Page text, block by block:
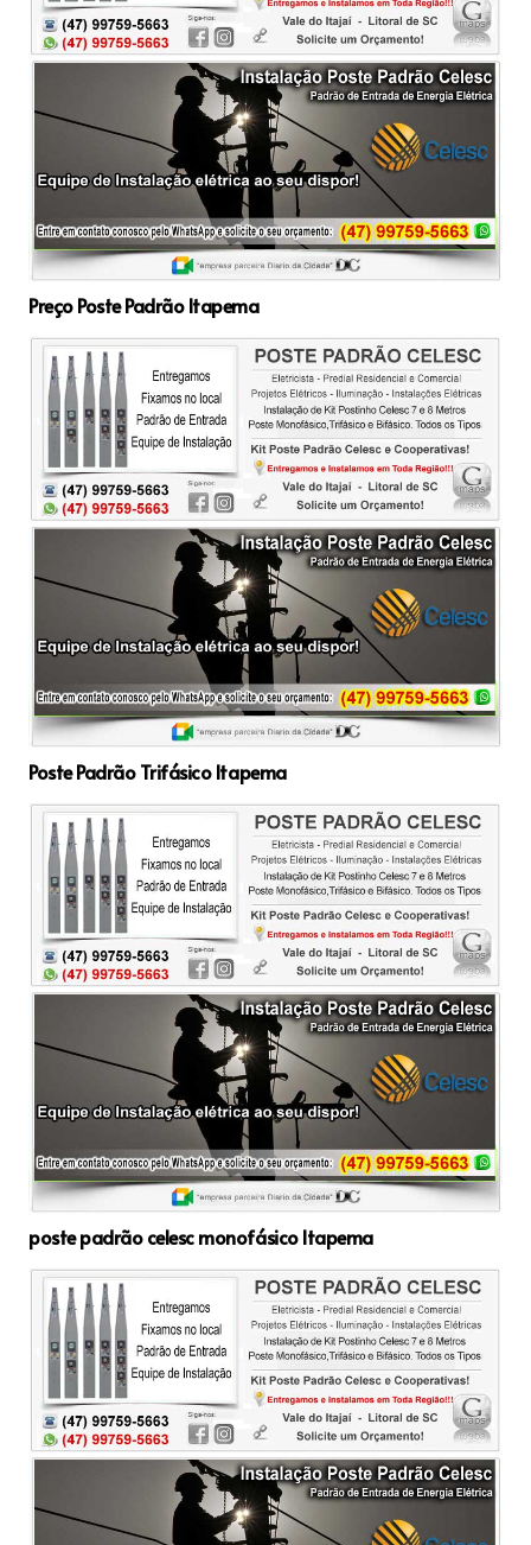
Preço Poste Padrão Itapema
Poste Padrão Trifásico Itapema
poste padrão celesc monofásico Itapema